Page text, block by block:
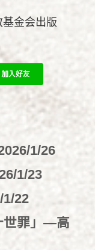
金会出版
1/26
1/23
1/22
世罪」—高